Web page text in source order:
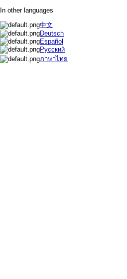
In other languages
中文
Deutsch
Español
Русский
ภาษาไทย